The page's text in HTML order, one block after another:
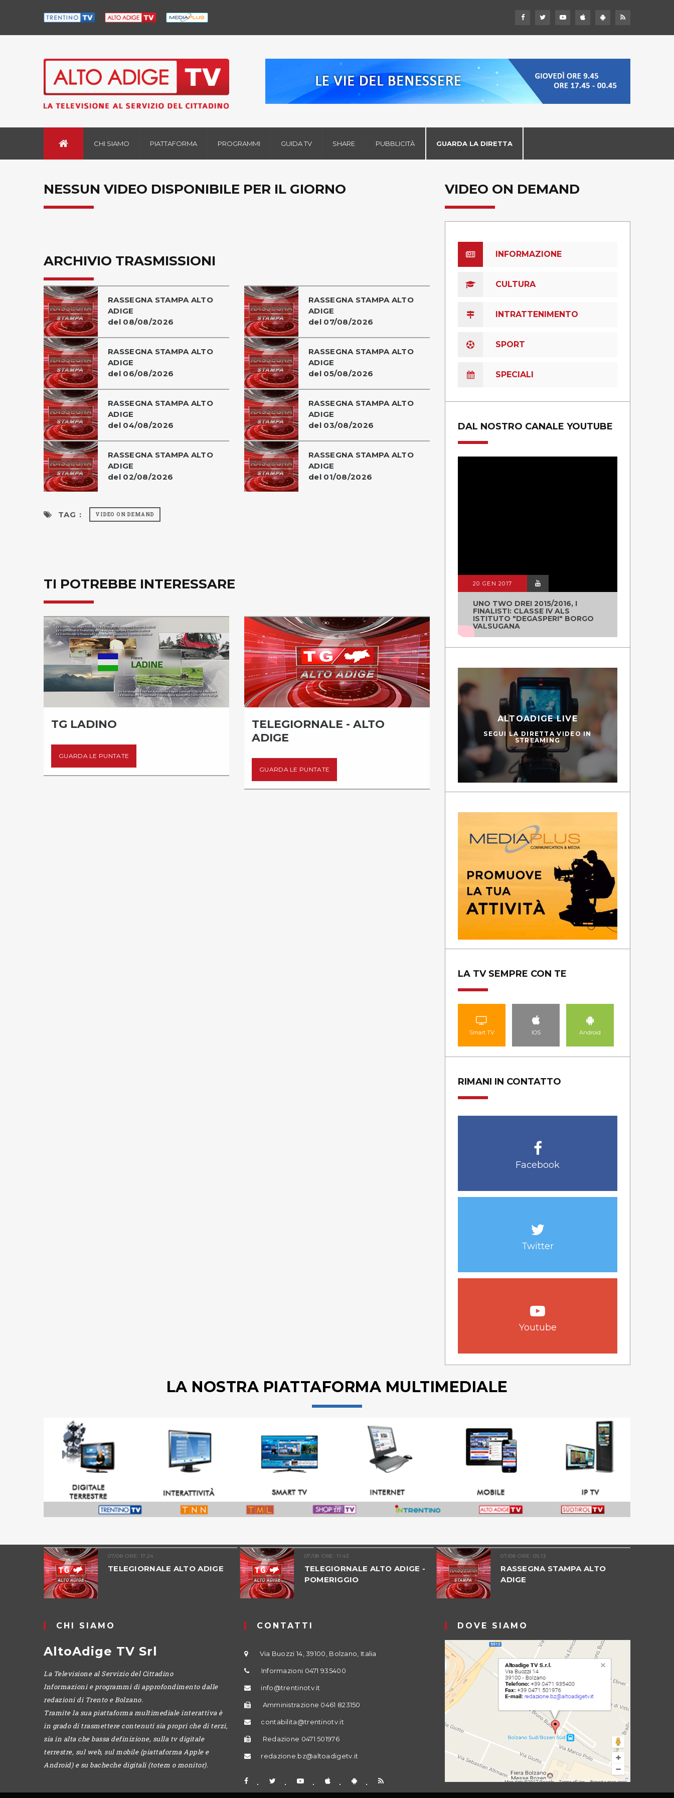
CHI SIAMO PIATTAFORMA PROGRAMMI GUIDA TV SHARE PUBBLICITÀ GUARDA LA DIRETTA
NESSUN VIDEO DISPONIBILE PER IL GIORNO
ARCHIVIO TRASMISSIONI
RASSEGNA STAMPA ALTO
ADIGE
del 08/08/2026
RASSEGNA STAMPA ALTO
ADIGE
del 07/08/2026
RASSEGNA STAMPA ALTO
ADIGE
del 06/08/2026
RASSEGNA STAMPA ALTO
ADIGE
del 05/08/2026
RASSEGNA STAMPA ALTO
ADIGE
del 04/08/2026
RASSEGNA STAMPA ALTO
ADIGE
del 03/08/2026
RASSEGNA STAMPA ALTO
ADIGE
del 02/08/2026
RASSEGNA STAMPA ALTO
ADIGE
del 01/08/2026
TAG : VIDEO ON DEMAND
TI POTREBBE INTERESSARE
TG LADINO
GUARDA LE PUNTATE
TELEGIORNALE - ALTO
ADIGE
GUARDA LE PUNTATE
TG LADINO
GUARDA LE PUNTATE
VIDEO ON DEMAND
INFORMAZIONE
CULTURA
INTRATTENIMENTO
SPORT
SPECIALI
DAL NOSTRO CANALE YOUTUBE
20 GEN 2017
UNO TWO DREI 2015/2016, I
FINALISTI: CLASSE IV ALS
ISTITUTO "DEGASPERI" BORGO
VALSUGANA
ALTOADIGE LIVE
SEGUI LA DIRETTA VIDEO IN
STREAMING
LA TV SEMPRE CON TE
Smart TV IOS Android
RIMANI IN CONTATTO
Facebook
Twitter
Youtube
LA NOSTRA PIATTAFORMA MULTIMEDIALE
07/08 ORE: 17.24
TELEGIORNALE ALTO ADIGE
07/08 ORE: 11.43
TELEGIORNALE ALTO ADIGE -
POMERIGGIO
07/08 ORE: 05.13
RASSEGNA STAMPA ALTO
ADIGE
CHI SIAMO
AltoAdige TV Srl
La Televisione al Servizio del Cittadino
Informazioni e programmi di approfondimento dalle
redazioni di Trento e Bolzano.
Tramite la sua piattaforma multimediale interattiva è
in grado di trasmettere contenuti sia propri che di terzi,
sia in alta che bassa definizione, sulla tv digitale
terrestre, sul web, sul mobile (piattaforma Apple e
Android) e su bacheche digitali (totem o monitor).
CONTATTI
Via Buozzi 14, 39100, Bolzano, Italia
Informazioni 0471 935400
info@trentinotv.it
Amministrazione 0461 823150
contabilita@trentinotv.it
Redazione 0471 501976
redazione.bz@altoadigetv.it
DOVE SIAMO